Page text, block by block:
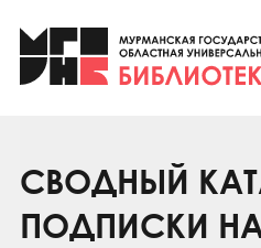
Клуб «Гиря и
Клуб «Семейный
Коллегам
Контакты
СВОДНЫЙ
ПОДПИСКИ